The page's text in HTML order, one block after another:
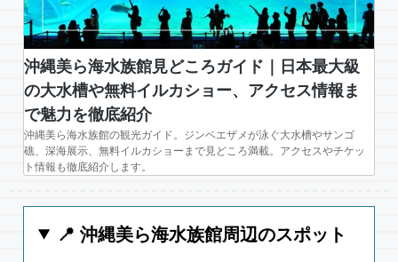
沖縄美ら海水族館見どころガイド｜日本最大級
の大水槽や無料イルカショー、アクセス情報ま
で魅力を徹底紹介
沖縄美ら海水族館の観光ガイド。ジンベエザメが泳ぐ大水槽やサンゴ
礁、深海展示、無料イルカショーまで見どころ満載。アクセスやチケッ
ト情報も徹底紹介します。
📍 沖縄美ら海水族館周辺のスポット